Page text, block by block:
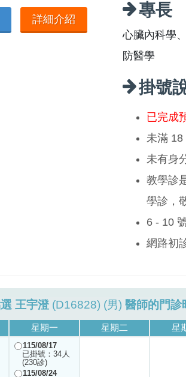
詳細介紹 專長
心臟內科學
防醫學
掛號
已完成
未滿 18
未有身
教學診
學診，
6 - 10
網路初